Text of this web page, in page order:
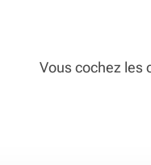
Vous cochez les